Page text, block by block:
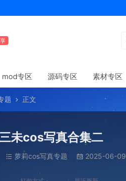
mod专区 源码专区 素材专区
题 正文
未cos写真合集二
萝莉cos写真专题 2025-06-09